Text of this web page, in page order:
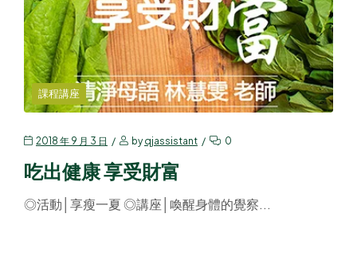
課程講座
2018 年 9 月 3 日 byqjassistant 0
吃出健康 享受財富
◎活動│享瘦一夏 ◎講座│喚醒身體的覺察...